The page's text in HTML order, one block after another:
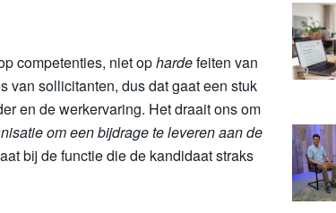
competenties, niet ophardefeiten van
van sollicitanten, dus dat gaat een stuk
en de werkervaring. Het draait ons om
om een bijdrage te leveren aan de
bij de functie die de kandidaat straks